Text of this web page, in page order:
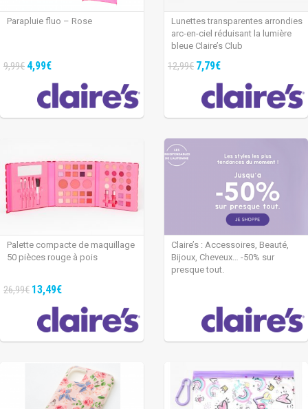
Parapluie fluo – Rose
9,99€ 4,99€
Lunettes transparentes arrondies
arc-en-ciel réduisant la lumière
bleue Claire’s Club
12,99€ 7,79€
Palette compacte de maquillage
50 pièces rouge à pois
26,99€ 13,49€
Claire’s : Accessoires, Beauté,
Bijoux, Cheveux… -50% sur
presque tout.